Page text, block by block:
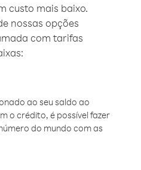
custo mais baixo.
nossas opções
com tarifas
ao seu saldo ao
o crédito, é possível fazer
do mundo com as